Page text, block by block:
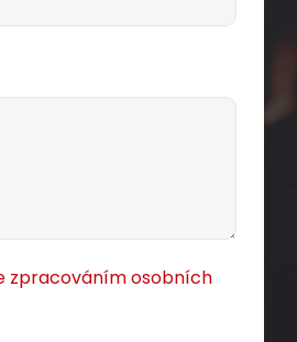
zpracováním osobních